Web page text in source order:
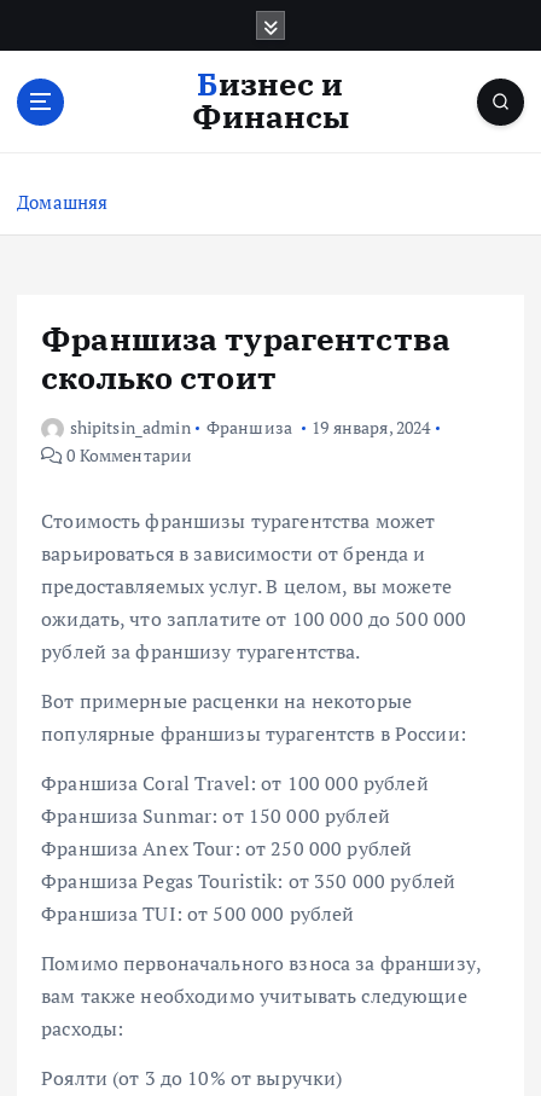
с
Бизнес и
Финансы
Домашняя
Франшиза турагентства
сколько стоит
shipitsin_admin Франшиза
19 января, 2024
0 Комментарии
Стоимость франшизы турагентства может
варьироваться в зависимости от бренда и
предоставляемых услуг. В целом, вы можете
ожидать, что заплатите от 100 000 до 500 000
рублей за франшизу турагентства.
Вот примерные расценки на некоторые
популярные франшизы турагентств в России:
Франшиза Coral Travel: от 100 000 рублей
Франшиза Sunmar: от 150 000 рублей
Франшиза Anex Tour: от 250 000 рублей
Франшиза Pegas Touristik: от 350 000 рублей
Франшиза TUI: от 500 000 рублей
Помимо первоначального взноса за франшизу,
вам также необходимо учитывать следующие
расходы:
Роялти (от 3 до 10% от выручки)